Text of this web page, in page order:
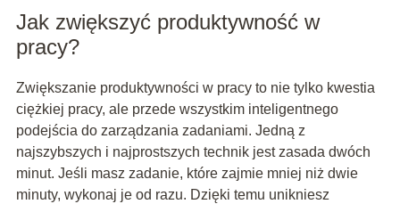
Jak zwiększyć produktywność w
pracy?
Zwiększanie produktywności w pracy to nie tylko kwestia
ciężkiej pracy, ale przede wszystkim inteligentnego
podejścia do zarządzania zadaniami. Jedną z
najszybszych i najprostszych technik jest zasada dwóch
minut. Jeśli masz zadanie, które zajmie mniej niż dwie
minuty, wykonaj je od razu. Dzięki temu unikniesz